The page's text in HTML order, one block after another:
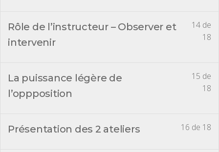
14 de
18
Rôle de l’instructeur – Observer et
intervenir
15 de
18
La puissance légère de
l’oppposition
16 de 18
Présentation des 2 ateliers